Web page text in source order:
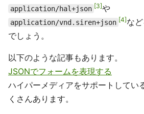
application/hal+json 3 や
application/vnd.siren+json 4 な
でしょう。
以下のような記事もあります。
JSONでフォームを表現する
ハイパーメディアをサポートしてい
くさんあります。